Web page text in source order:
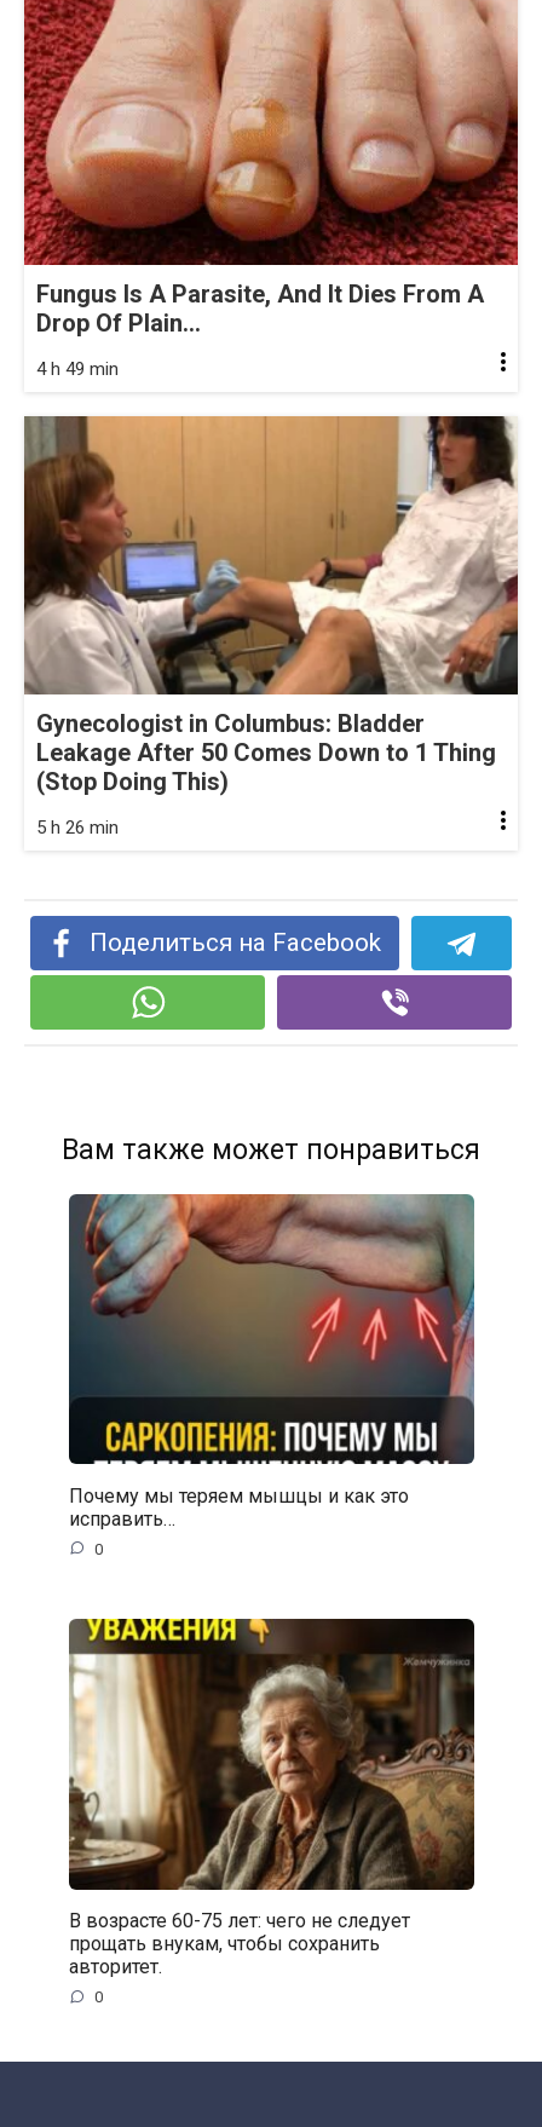
Fungus Is A Parasite, And It Dies From A
Drop Of Plain...
4 h 49 min
Gynecologist in Columbus: Bladder
Leakage After 50 Comes Down to 1 Thing
(Stop Doing This)
5 h 26 min
Поделиться на Facebook
Вам также может понравиться
Почему мы теряем мышцы и как это
исправить…
0
В возрасте 60-75 лет: чего не следует
прощать внукам, чтобы сохранить
авторитет.
0